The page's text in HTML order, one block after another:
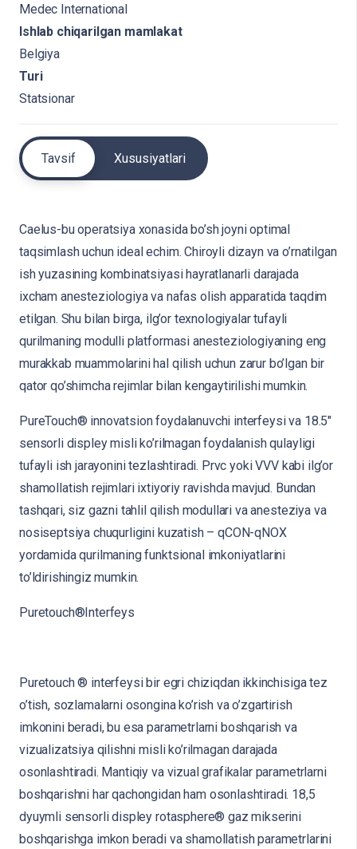
Medec International
Ishlab chiqarilgan mamlakat
Belgiya
Turi
Statsionar
Tavsif Xususiyatlari
Caelus-bu operatsiya xonasida bo’sh joyni optimal
taqsimlash uchun ideal echim. Chiroyli dizayn va o’rnatilgan
ish yuzasining kombinatsiyasi hayratlanarli darajada
ixcham anesteziologiya va nafas olish apparatida taqdim
etilgan. Shu bilan birga, ilg’or texnologiyalar tufayli
qurilmaning modulli platformasi anesteziologiyaning eng
murakkab muammolarini hal qilish uchun zarur bo’lgan bir
qator qo’shimcha rejimlar bilan kengaytirilishi mumkin.
PureTouch® innovatsion foydalanuvchi interfeysi va 18.5″
sensorli displey misli ko’rilmagan foydalanish qulayligi
tufayli ish jarayonini tezlashtiradi. Prvc yoki VVV kabi ilg’or
shamollatish rejimlari ixtiyoriy ravishda mavjud. Bundan
tashqari, siz gazni tahlil qilish modullari va anesteziya va
nosiseptsiya chuqurligini kuzatish – qCON-qNOX
yordamida qurilmaning funktsional imkoniyatlarini
to’ldirishingiz mumkin.
Puretouch®Interfeys
Puretouch ® interfeysi bir egri chiziqdan ikkinchisiga tez
o’tish, sozlamalarni osongina ko’rish va o’zgartirish
imkonini beradi, bu esa parametrlarni boshqarish va
vizualizatsiya qilishni misli ko’rilmagan darajada
osonlashtiradi. Mantiqiy va vizual grafikalar parametrlarni
boshqarishni har qachongidan ham osonlashtiradi. 18,5
dyuymli sensorli displey rotasphere® gaz mikserini
boshqarishga imkon beradi va shamollatish parametrlarini